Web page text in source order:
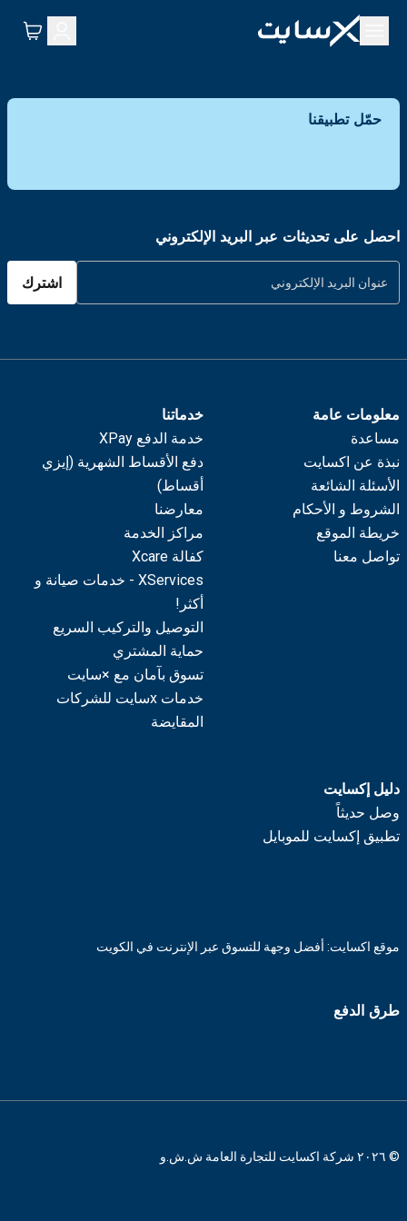
حمّل تطبيقنا
احصل على تحديثات عبر البريد الإلكتروني
اشترك
معلومات عامة
مساعدة
نبذة عن اكسايت
الأسئلة الشائعة
الشروط و الأحكام
خريطة الموقع
تواصل معنا
خدماتنا
خدمة الدفع XPay
دفع الأقساط الشهرية (إيزي
أقساط)
معارضنا
مراكز الخدمة
كفالة Xcare
XServices - خدمات صيانة و
أكثر!
التوصيل والتركيب السريع
حماية المشتري
تسوق بآمان مع ×سايت
خدمات xسايت للشركات
المقايضة
دليل إكسايت
وصل حديثاً
تطبيق إكسايت للموبايل
موقع اكسايت: أفضل وجهة للتسوق عبر الإنترنت في الكويت
طرق الدفع
© ٢٠٢٦ شركة اكسايت للتجارة العامة ش.ش.و